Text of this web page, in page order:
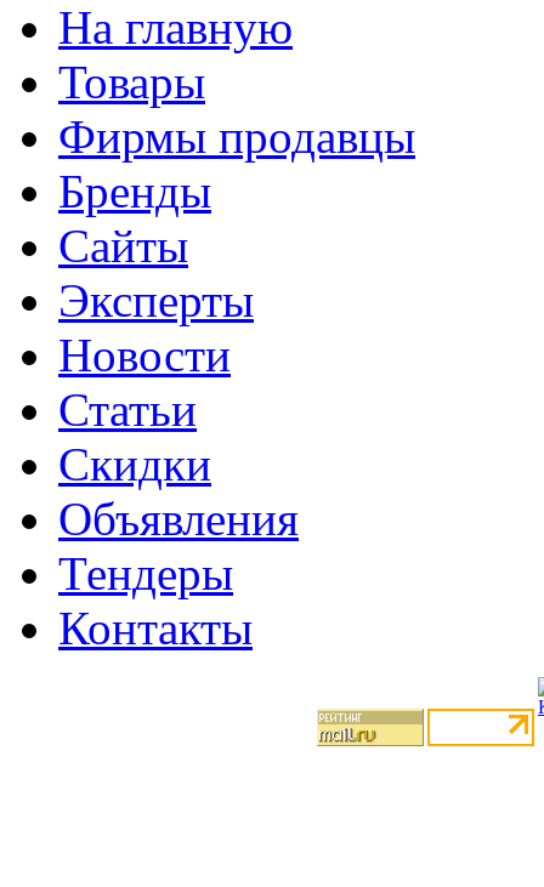
На главную
Товары
Фирмы продавцы
Бренды
Сайты
Эксперты
Новости
Статьи
Скидки
Объявления
Тендеры
Контакты